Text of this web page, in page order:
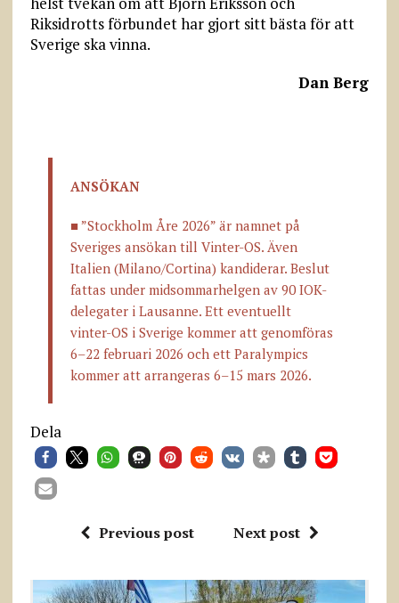
Riksidrotts förbundet har gjort sitt bästa för att
Sverige ska vinna.
Dan Berg
ANSÖKAN
■ ”Stockholm Åre 2026” är namnet på
Sveriges ansökan till Vinter-OS. Även
Italien (Milano/Cortina) kandiderar. Beslut
fattas under mid­sommar­­helgen av 90 IOK-
delegater i Lausanne. Ett eventuellt
vinter-OS i Sverige kommer att genomföras
6–22 februari 2026 och ett Paralympics
kommer att arrangeras 6–15 mars 2026.
Dela
Previous post Next post